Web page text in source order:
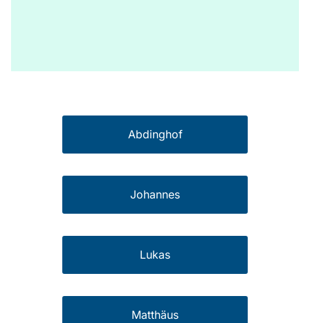
Abdinghof
Johannes
Lukas
Matthäus